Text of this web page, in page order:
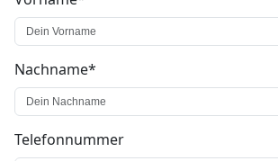
Nachname*
Telefonnummer